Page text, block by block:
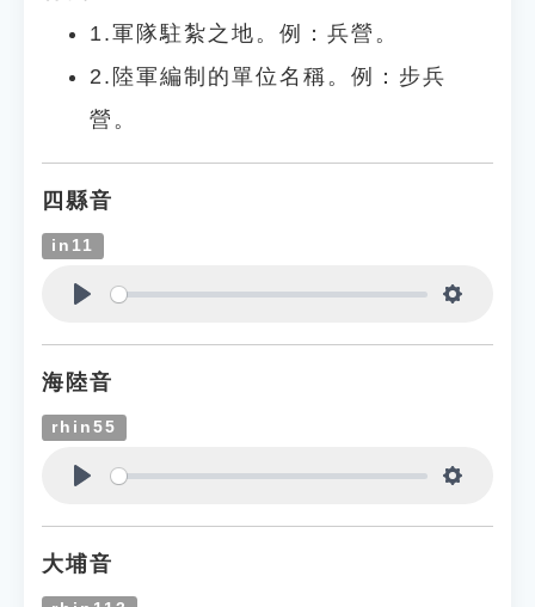
1.軍隊駐紮之地。例：兵營。
2.陸軍編制的單位名稱。例：步兵
營。
四縣音
in11
海陸音
rhin55
大埔音